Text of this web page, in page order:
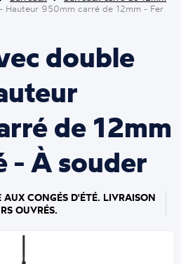
Hauteur 950mm carré de 12mm - Fer
double
de 12mm
- À souder
AUX CONGÉS D'ÉTÉ. LIVRAISON
OUVRÉS.